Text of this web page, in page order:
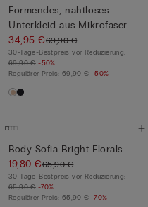
Formendes, nahtloses
Unterkleid aus Mikrofaser
34,95 €69,90 €
30-Tage-Bestpreis vor Reduzierung:
69,90 € -50%
Regulärer Preis: 69,90 € -50%
Body Sofia Bright Florals
19,80 €65,90 €
30-Tage-Bestpreis vor Reduzierung:
65,90 € -70%
Regulärer Preis: 65,90 € -70%